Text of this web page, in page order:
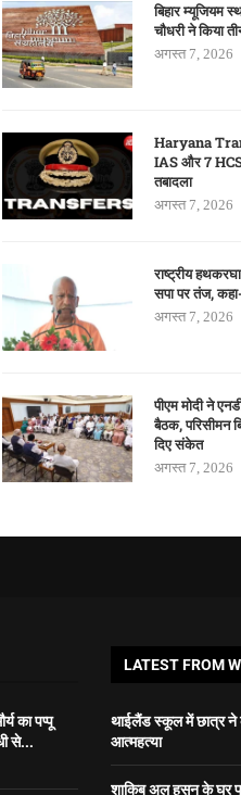
बिहार म्यूजियम
चौधरी ने किया
अगस्त 7, 2026
Haryana
IAS और 7
तबादला
अगस्त 7, 2026
राष्ट्रीय
सपा पर तंज,
अगस्त 7, 2026
पीएम मोदी ने
बैठक, परिसीमन
दिए संकेत
अगस्त 7, 2026
का पप्पू
से...
LATEST FROM
थाईलैंड स्कूल में छात्र ने
आत्महत्या
शाकिब अल हसन के घर